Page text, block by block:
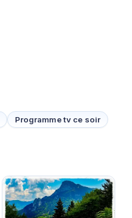
Programme tv ce soir